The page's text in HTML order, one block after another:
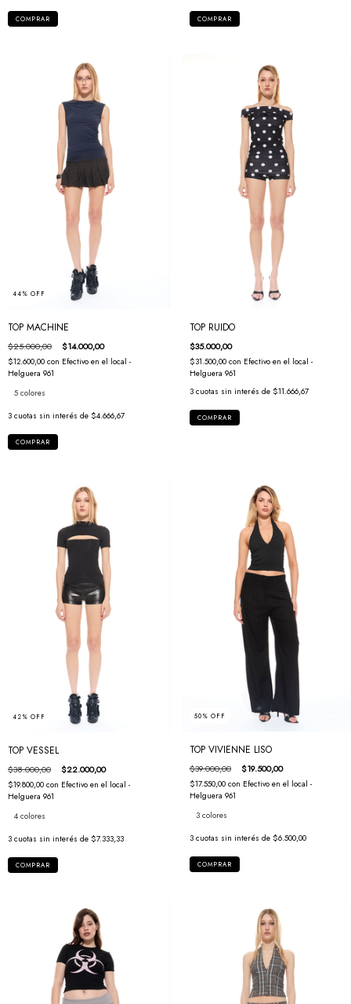
COMPRAR COMPRAR
44% OFF
TOP MACHINE
$25.000,00 $14.000,00
$12.600,00 con Efectivo en el local -
Helguera 961
5 colores
3 cuotas sin interés de $4.666,67
COMPRAR
TOP RUIDO
$35.000,00
$31.500,00 con Efectivo en el local -
Helguera 961
3 cuotas sin interés de $11.666,67
COMPRAR
42% OFF
TOP VESSEL
$38.000,00 $22.000,00
$19.800,00 con Efectivo en el local -
Helguera 961
4 colores
3 cuotas sin interés de $7.333,33
COMPRAR
50% OFF
TOP VIVIENNE LISO
$39.000,00 $19.500,00
$17.550,00 con Efectivo en el local -
Helguera 961
3 colores
3 cuotas sin interés de $6.500,00
COMPRAR